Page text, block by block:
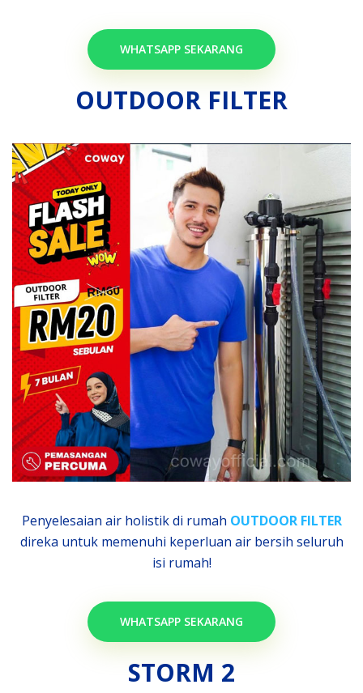
WHATSAPP SEKARANG
OUTDOOR FILTER
Penyelesaian air holistik di rumah OUTDOOR FILTER
direka untuk memenuhi keperluan air bersih seluruh
isi rumah!
WHATSAPP SEKARANG
STORM 2